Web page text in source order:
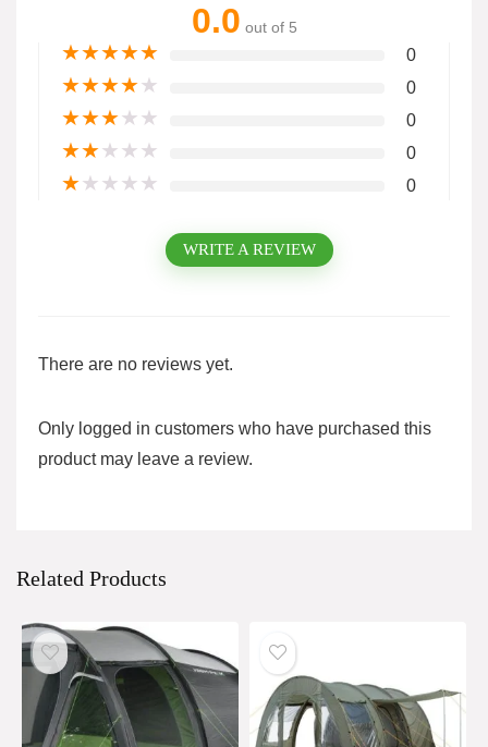
0.0 out of 5
★★★★★ 0
★★★★★ 0
★★★★★ 0
★★★★★ 0
★★★★★ 0
WRITE A REVIEW
There are no reviews yet.
Only logged in customers who have purchased this
product may leave a review.
Related Products